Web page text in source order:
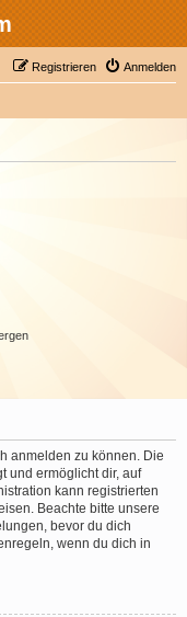
Anmelden
Registrieren
anmelden zu können. Die
und ermöglicht dir, auf
kann registrierten
Beachte bitte unsere
bevor du dich
wenn du dich in